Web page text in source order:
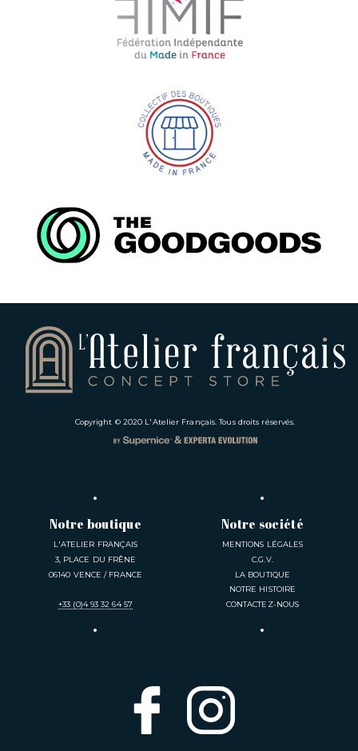
Copyright © 2020 L'Atelier Français . Tous droits réservés.
Notre boutique
L'ATELIER FRANÇAIS
3, PLACE DU FRÊNE
06140 VENCE / FRANCE
+33 (0)4 93 32 64 57
Notre société
MENTIONS LÉGALES
C.G.V.
LA BOUTIQUE
NOTRE HISTOIRE
CONTACTEZ-NOUS